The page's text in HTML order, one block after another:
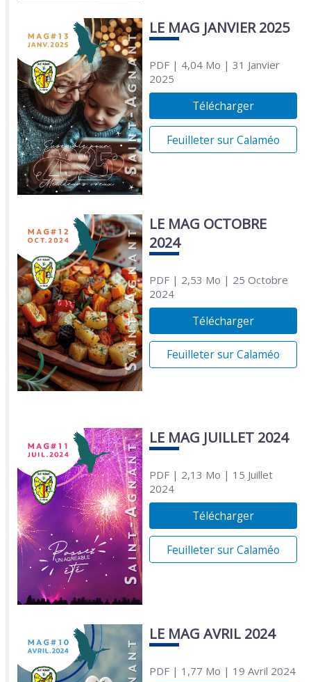
LE MAG JANVIER 2025
PDF| 4,04 Mo | 31 Janvier
2025
Télécharger
Feuilleter sur Calaméo
LE MAG OCTOBRE
2024
PDF| 2,53 Mo | 25 Octobre
2024
Télécharger
Feuilleter sur Calaméo
LE MAG JUILLET 2024
PDF| 2,13 Mo | 15 Juillet
2024
Télécharger
Feuilleter sur Calaméo
LE MAG AVRIL 2024
PDF| 1,77 Mo | 19 Avril 2024